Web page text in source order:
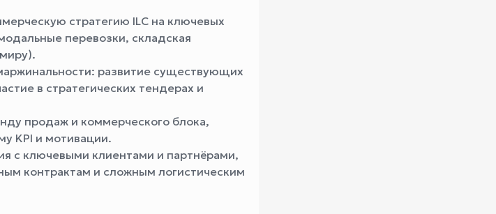
стратегию ILC на ключевых
перевозки, складская
развитие существующих
в стратегических тендерах и
продаж и коммерческого блока,
KPI и мотивации.
с ключевыми клиентами и партнёрами,
контрактам и сложным логистическим